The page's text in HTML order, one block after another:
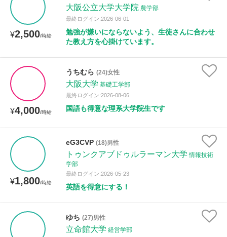
¥2,500/時給
大阪公立大学大学院 農学部
最終ログイン:2026-06-01
勉強が嫌いにならないよう、生徒さんに合わせ
た教え方を心掛けています。
¥4,000/時給
うちむら (24)女性
大阪大学 基礎工学部
最終ログイン:2026-08-06
国語も得意な理系大学院生です
¥1,800/時給
eG3CVP (18)男性
トゥンクアブドゥルラーマン大学 情報技術
学部
最終ログイン:2026-05-23
英語を得意にする！
ゆち (27)男性
立命館大学 経営学部